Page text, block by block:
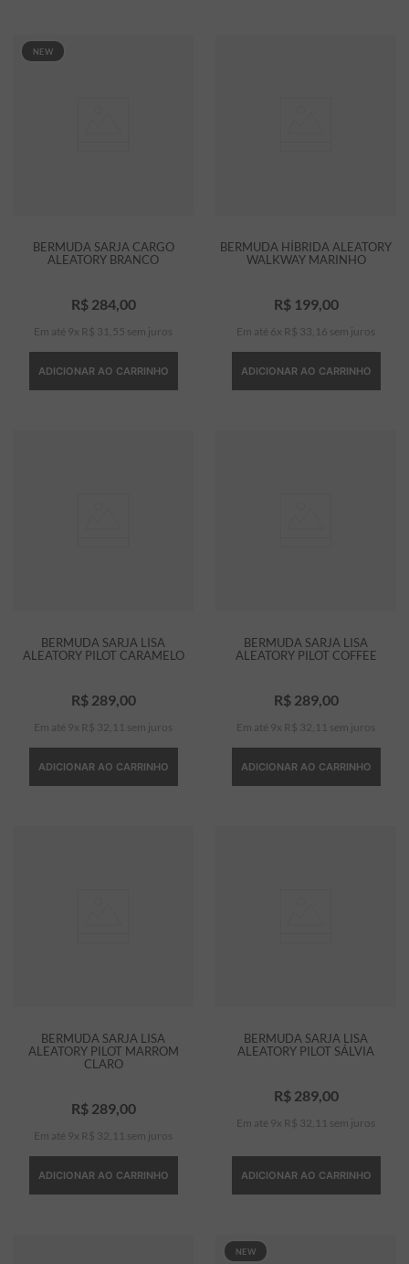
NEW
BERMUDA SARJA CARGO
ALEATORY BRANCO
R$ 284, 00
Em até 9 x R$ 31 55 sem juros
ADICIONAR AO CARRINHO
BERMUDA HÍBRIDA ALEATORY
WALKWAY MARINHO
R$ 199, 00
Em até 6 x R$ 33 16 sem juros
ADICIONAR AO CARRINHO
BERMUDA SARJA LISA
ALEATORY PILOT CARAMELO
R$ 289, 00
Em até 9 x R$ 32 11 sem juros
ADICIONAR AO CARRINHO
BERMUDA SARJA LISA
ALEATORY PILOT COFFEE
R$ 289, 00
Em até 9 x R$ 32 11 sem juros
ADICIONAR AO CARRINHO
BERMUDA SARJA LISA
ALEATORY PILOT MARROM
CLARO
R$ 289, 00
Em até 9 x R$ 32 11 sem juros
ADICIONAR AO CARRINHO
BERMUDA SARJA LISA
ALEATORY PILOT SÁLVIA
R$ 289, 00
Em até 9 x R$ 32 11 sem juros
ADICIONAR AO CARRINHO
NEW